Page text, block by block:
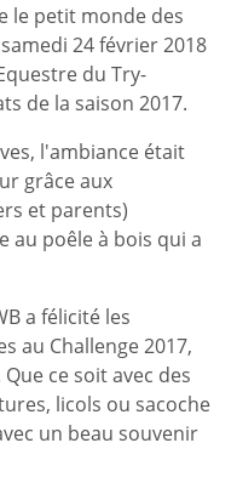
le petit monde des
24 février 2018
du Try-
de la saison 2017.
l'ambiance était
grâce aux
et parents)
au poêle à bois qui a
a félicité les
au Challenge 2017,
ce soit avec des
licols ou sacoche
un beau souvenir